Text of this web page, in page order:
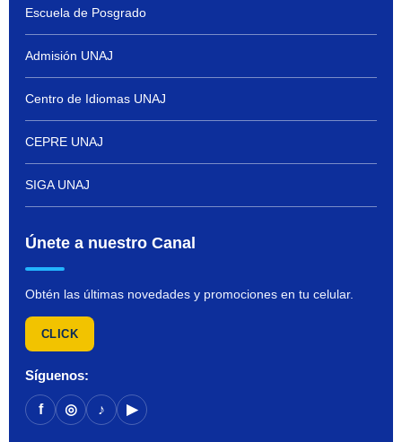
Escuela de Posgrado
Admisión UNAJ
Centro de Idiomas UNAJ
CEPRE UNAJ
SIGA UNAJ
Únete a nuestro Canal
Obtén las últimas novedades y promociones en tu celular.
CLICK
Síguenos:
f ◎ ♪ ▶